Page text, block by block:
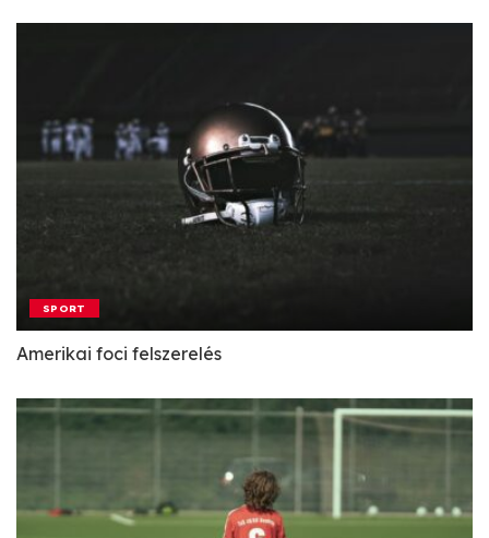
SPORT
Amerikai foci felszerelés